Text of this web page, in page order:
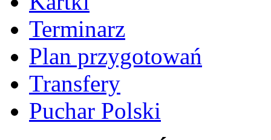
Terminarz
Plan przygotowań
Transfery
Puchar Polski